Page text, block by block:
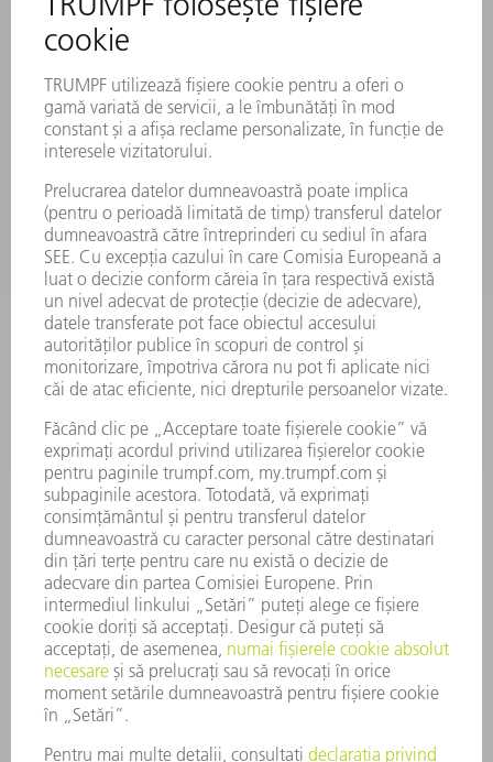
SERVICII ONLINE
CONTACT
LOCAȚII
EVENIMENTE ȘI TERMENE
ABONARE LA NEWSLETTER
FIȘE TEHNICE DE SECURITATE
PRODUSE
LASER
ELECTRONICĂ DE PUTERE
UNELTE ELECTRICE
SMART FACTORY
SOFTWARE
SERVICII
APLICAȚII
DOMENII DE ACTIVITATE
COMPANIE
CARIERĂ
PROFILUL COMPANIEI
COMITET EXECUTIV
RAPORT DE AFACERI
PRINCIPII DE BAZĂ ALE COMPANIEI
CONFORMITATE
SISTEMUL AVERTIZORILOR DE INTEGRITATE
SECURITATE
COMUNICATE DE PRESĂ
REVISTE
SUSTENABILITATE
MEDIU ȘI CLIMĂ
ASPECTE SOCIALE ȘI DE ÎNTREPRINDERE
GUVERNANȚA CORPORATIVĂ